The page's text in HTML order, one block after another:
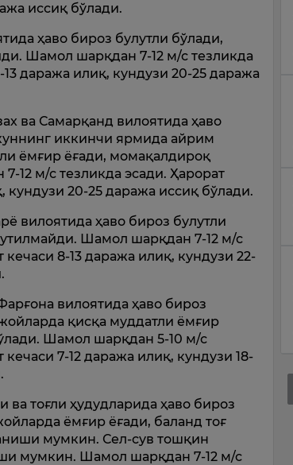
иссиқ бўлади.
ҳаво бироз булутли бўлади,
Шамол шарқдан 7-12 м/с тезликда
даража илиқ, кундузи 20-25 даража
ва Самарқанд вилоятида ҳаво
иккинчи ярмида айрим
ёмғир ёғади, момақалдироқ
12 м/с тезликда эсади. Ҳарорат
кундузи 20-25 даража иссиқ бўлади.
вилоятида ҳаво бироз булутли
Шамол шарқдан 7-12 м/с
кечаси 8-13 даража илиқ, кундузи 22-
вилоятида ҳаво бироз
қисқа муддатли ёмғир
Шамол шарқдан 5-10 м/с
кечаси 7-12 даража илиқ, кундузи 18-
ва тоғли ҳудудларида ҳаво бироз
ёмғир ёғади, баланд тоғ
мумкин. Сел-сув тошқин
мумкин. Шамол шарқдан 7-12 м/с